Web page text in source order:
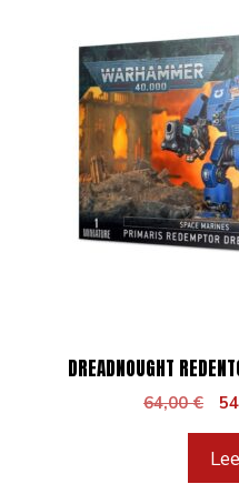
DREADNOUGHT
64,00€
El